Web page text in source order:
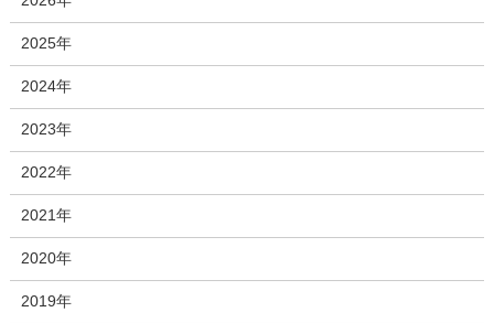
2025年
2024年
2023年
2022年
2021年
2020年
2019年